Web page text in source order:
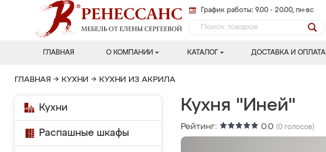
График работы: 9.00 - 20.00, пн-вс
ГЛАВНАЯ О КОМПАНИИ КАТАЛОГ ДОСТАВКА И ОПЛАТА
ГЛАВНАЯ → КУХНИ → КУХНИ ИЗ АКРИЛА
Кухни
Распашные шкафы
Кухня "Иней"
Рейтинг: 0.0 (0 голосов)